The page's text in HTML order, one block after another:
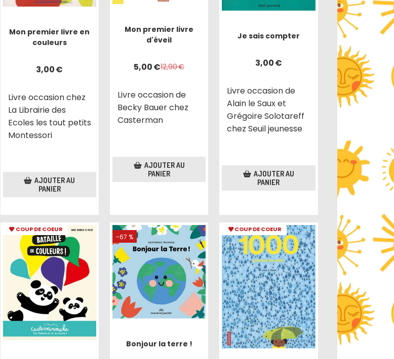
Mon premier livre en
couleurs
3,00€
Livre occasion chez
La Librairie des
Ecoles les tout petits
Montessori
AJOUTER AU
PANIER
Mon premier livre
d'éveil
5,00€12,90€
Livre occasion de
Becky Bauer chez
Casterman
AJOUTER AU
PANIER
Je sais compter
3,00€
Livre occasion de
Alain le Saux et
Grégoire Solotareff
chez Seuil jeunesse
AJOUTER AU
PANIER
COUP DE COEUR
-67 %
Bonjour la terre !
COUP DE COEUR